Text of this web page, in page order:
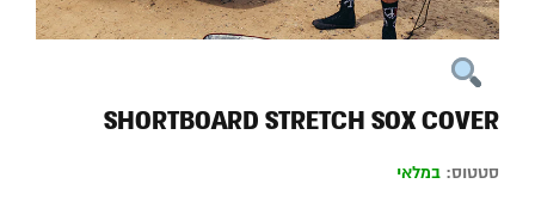
SHORTBOARD STRETCH SOX COVER
סטטוס: במלאי